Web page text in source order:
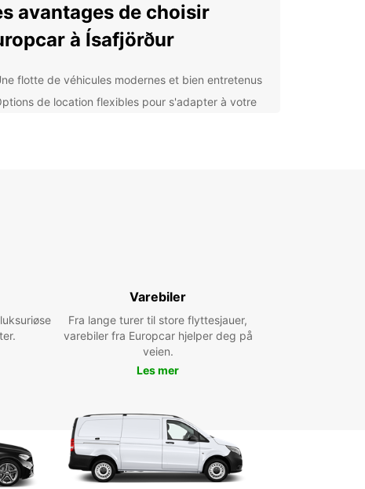
avantages de choisir
à Ísafjörður
flotte de véhicules modernes et bien entretenus
de location flexibles pour s'adapter à votre
est une ville charmante nichée au fond d'un
pittoresque, offrant des paysages à couper le
et une atmosphère paisible. Avec votre voiture
Europcar, vous pourrez explorer facilement
alentours et découvrir des trésors cachés.
vous soyez un amateur de plein air à la recherche
naturelle, Ísafjörður a tout pour plaire. Louer une
avec Europcar vous permettra de profiter
de cette région unique de l'Islande.
dès maintenant votre
Varebiler
Fra lange turer til store flyttesjauer,
varebiler fra Europcar hjelper deg på
veien.
Les mer